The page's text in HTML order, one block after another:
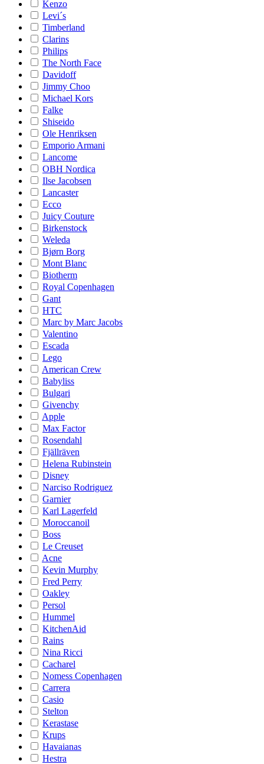
Kenzo
Levi´s
Timberland
Clarins
Philips
The North Face
Davidoff
Jimmy Choo
Michael Kors
Falke
Shiseido
Ole Henriksen
Emporio Armani
Lancome
OBH Nordica
Ilse Jacobsen
Lancaster
Ecco
Juicy Couture
Birkenstock
Weleda
Bjørn Borg
Mont Blanc
Biotherm
Royal Copenhagen
Gant
HTC
Marc by Marc Jacobs
Valentino
Escada
Lego
American Crew
Babyliss
Bulgari
Givenchy
Apple
Max Factor
Rosendahl
Fjällräven
Helena Rubinstein
Disney
Narciso Rodriguez
Garnier
Karl Lagerfeld
Moroccanoil
Boss
Le Creuset
Acne
Kevin Murphy
Fred Perry
Oakley
Persol
Hummel
KitchenAid
Rains
Nina Ricci
Cacharel
Nomess Copenhagen
Carrera
Casio
Stelton
Kerastase
Krups
Havaianas
Hestra